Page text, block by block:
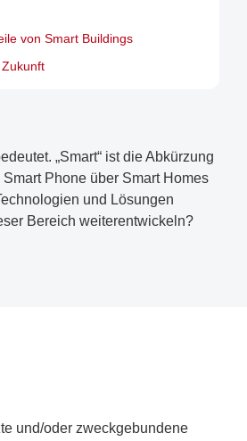
von Smart Buildings
„Smart“ ist die Abkürzung
Phone über Smart Homes
und Lösungen
Bereich weiterentwickeln?
und/oder zweckgebundene